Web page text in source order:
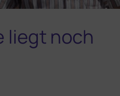
liegt noch